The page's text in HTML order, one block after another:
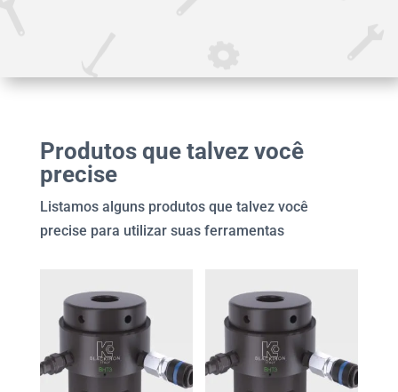
Produtos que talvez você
precise
Listamos alguns produtos que talvez você
precise para utilizar suas ferramentas